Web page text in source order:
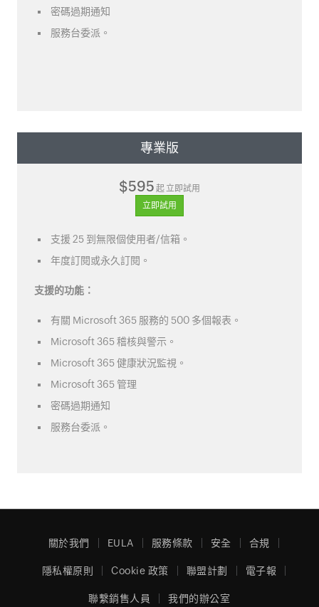
密碼過期通知
服務台委派。
專業版
$595 起 立即試用
立即試用
支援 25 到無限個使用者/信箱。
年度訂閱或永久訂閱。
支援的功能：
有關 Microsoft 365 服務的 500 多個報表。
Microsoft 365 稽核與警示。
Microsoft 365 健康狀況監視。
Microsoft 365 管理
密碼過期通知
服務台委派。
關於我們 EULA 服務條款 安全 合規
隱私權原則 Cookie 政策 聯盟計劃 電子報
聯繫銷售人員 我們的辦公室